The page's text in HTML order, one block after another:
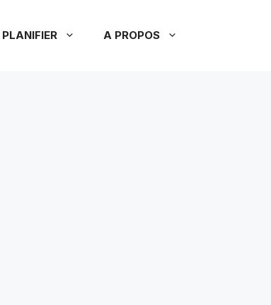
PLANIFIER A PROPOS